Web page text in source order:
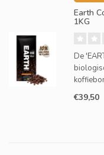
Earth
1KG
De
van
€39,50